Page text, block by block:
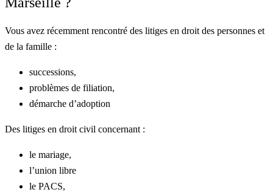
Vous avez récemment rencontré des litiges en droit des personnes et
de la famille :
successions,
problèmes de filiation,
démarche d’adoption
Des litiges en droit civil concernant :
le mariage,
l’union libre
le PACS,